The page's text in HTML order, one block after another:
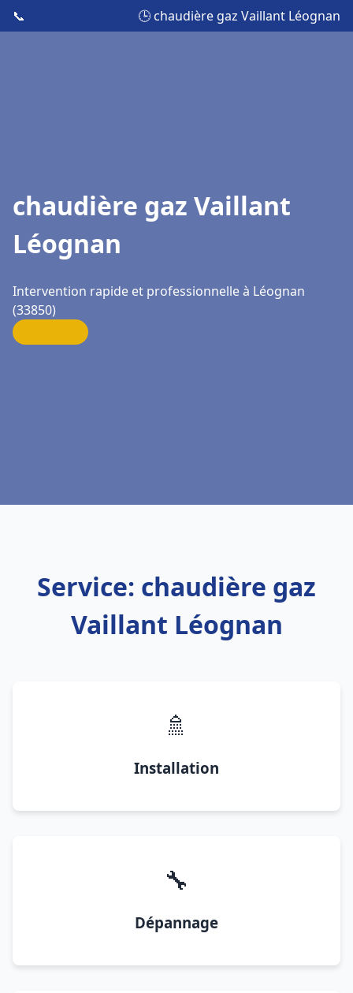
📞 🕒 chaudière gaz Vaillant Léognan
chaudière gaz Vaillant
Léognan
Intervention rapide et professionnelle à Léognan
(33850)
Service: chaudière gaz
Vaillant Léognan
🚿
Installation
🔧
Dépannage